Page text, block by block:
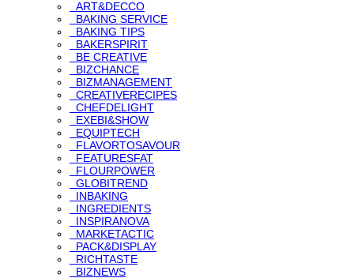
ART&DECCO
BAKING SERVICE
BAKING TIPS
BAKERSPIRIT
BE CREATIVE
BIZCHANCE
BIZMANAGEMENT
CREATIVERECIPES
CHEFDELIGHT
EXEBI&SHOW
EQUIPTECH
FLAVORTOSAVOUR
FEATURESFAT
FLOURPOWER
GLOBITREND
INBAKING
INGREDIENTS
INSPIRANOVA
MARKETACTIC
PACK&DISPLAY
RICHTASTE
BIZNEWS